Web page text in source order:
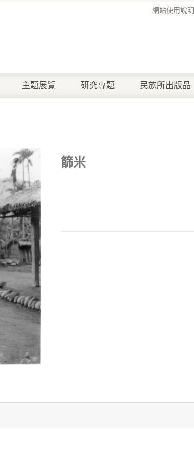
網站使用說明
主題展覽 研究專題 民族所出版品
篩米